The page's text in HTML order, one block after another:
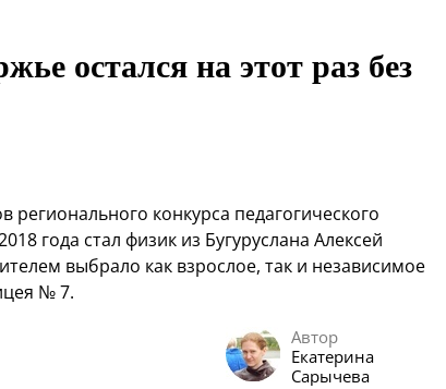
остался на этот раз без
регионального конкурса педагогического
года стал физик из Бугуруслана Алексей
выбрало как взрослое, так и независимое
№ 7.
Автор
Екатерина
Сарычева